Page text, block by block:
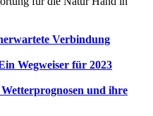
Verbindung
Wegweiser für 2023
und ihre